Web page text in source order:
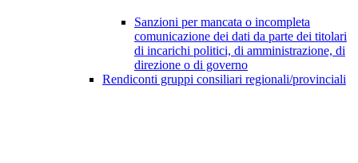
Sanzioni per mancata o incompleta
comunicazione dei dati da parte dei titolari
di incarichi politici, di amministrazione, di
direzione o di governo
Rendiconti gruppi consiliari regionali/provinciali